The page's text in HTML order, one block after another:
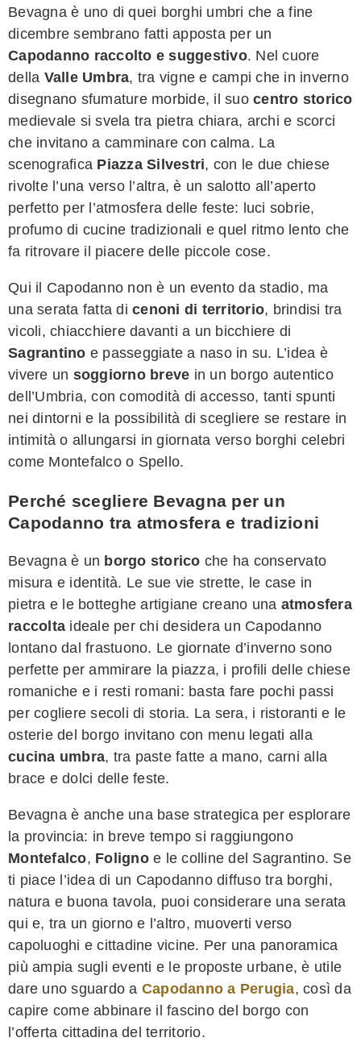
Bevagna è uno di quei borghi umbri che a fine
dicembre sembrano fatti apposta per un
Capodanno raccolto e suggestivo. Nel cuore
della Valle Umbra, tra vigne e campi che in inverno
disegnano sfumature morbide, il suo centro storico
medievale si svela tra pietra chiara, archi e scorci
che invitano a camminare con calma. La
scenografica Piazza Silvestri, con le due chiese
rivolte l’una verso l’altra, è un salotto all’aperto
perfetto per l’atmosfera delle feste: luci sobrie,
profumo di cucine tradizionali e quel ritmo lento che
fa ritrovare il piacere delle piccole cose.
Qui il Capodanno non è un evento da stadio, ma
una serata fatta di cenoni di territorio, brindisi tra
vicoli, chiacchiere davanti a un bicchiere di
Sagrantino e passeggiate a naso in su. L’idea è
vivere un soggiorno breve in un borgo autentico
dell’Umbria, con comodità di accesso, tanti spunti
nei dintorni e la possibilità di scegliere se restare in
intimità o allungarsi in giornata verso borghi celebri
come Montefalco o Spello.
Perché scegliere Bevagna per un
Capodanno tra atmosfera e tradizioni
Bevagna è un borgo storico che ha conservato
misura e identità. Le sue vie strette, le case in
pietra e le botteghe artigiane creano una atmosfera
raccolta ideale per chi desidera un Capodanno
lontano dal frastuono. Le giornate d’inverno sono
perfette per ammirare la piazza, i profili delle chiese
romaniche e i resti romani: basta fare pochi passi
per cogliere secoli di storia. La sera, i ristoranti e le
osterie del borgo invitano con menu legati alla
cucina umbra, tra paste fatte a mano, carni alla
brace e dolci delle feste.
Bevagna è anche una base strategica per esplorare
la provincia: in breve tempo si raggiungono
Montefalco, Folignoe le colline del Sagrantino. Se
ti piace l’idea di un Capodanno diffuso tra borghi,
natura e buona tavola, puoi considerare una serata
qui e, tra un giorno e l’altro, muoverti verso
capoluoghi e cittadine vicine. Per una panoramica
più ampia sugli eventi e le proposte urbane, è utile
dare uno sguardo a Capodanno a Perugia, così da
capire come abbinare il fascino del borgo con
l’offerta cittadina del territorio.